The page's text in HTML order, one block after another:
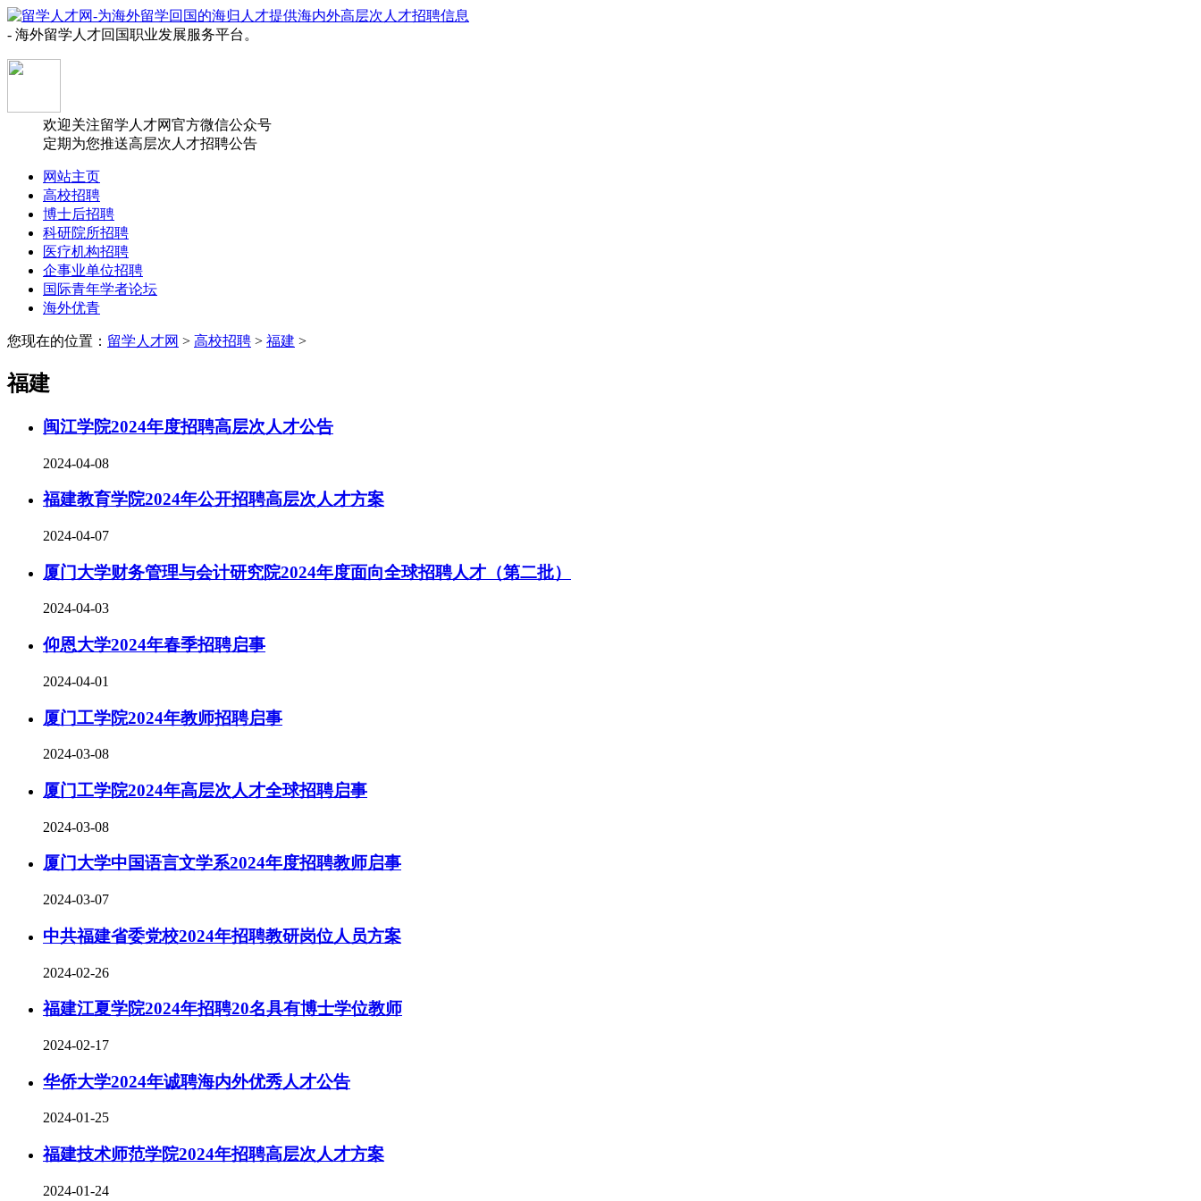
- 海外留学人才回国职业发展服务平台。
欢迎关注留学人才网官方微信公众号
定期为您推送高层次人才招聘公告
网站主页
高校招聘
博士后招聘
科研院所招聘
医疗机构招聘
企事业单位招聘
国际青年学者论坛
海外优青
您现在的位置： 留学人才网 > 高校招聘 > 福建 >
福建
闽江学院2024年度招聘高层次人才公告
2024-04-08
福建教育学院2024年公开招聘高层次人才方案
2024-04-07
厦门大学财务管理与会计研究院2024年度面向全球招聘人才（第二批）
2024-04-03
仰恩大学2024年春季招聘启事
2024-04-01
厦门工学院2024年教师招聘启事
2024-03-08
厦门工学院2024年高层次人才全球招聘启事
2024-03-08
厦门大学中国语言文学系2024年度招聘教师启事
2024-03-07
中共福建省委党校2024年招聘教研岗位人员方案
2024-02-26
福建江夏学院2024年招聘20名具有博士学位教师
2024-02-17
华侨大学2024年诚聘海内外优秀人才公告
2024-01-25
福建技术师范学院2024年招聘高层次人才方案
2024-01-24